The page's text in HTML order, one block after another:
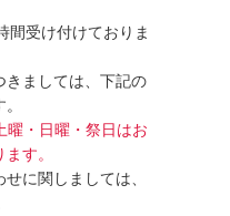
間受け付けておりま
きましては、下記の
・日曜・祭日はお
す。
に関しましては、